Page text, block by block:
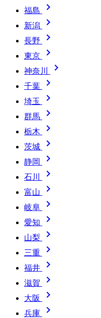
福島 
新潟 
長野 
東京 
神奈川 
千葉 
埼玉 
群馬 
栃木 
茨城 
静岡 
石川 
富山 
岐阜 
愛知 
山梨 
三重 
福井 
滋賀 
大阪 
兵庫 